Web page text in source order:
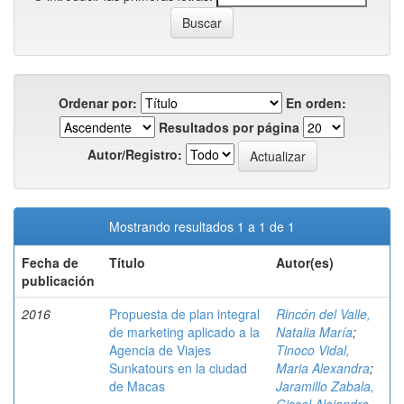
Ordenar por:
En orden:
Resultados por página
Autor/Registro:
Mostrando resultados 1 a 1 de 1
Fecha de
publicación
Título Autor(es)
2016
Propuesta de plan integral
de marketing aplicado a la
Agencia de Viajes
Sunkatours en la ciudad
de Macas
Rincón del Valle,
Natalia María;
Tinoco Vidal,
Maria Alexandra;
Jaramillo Zabala,